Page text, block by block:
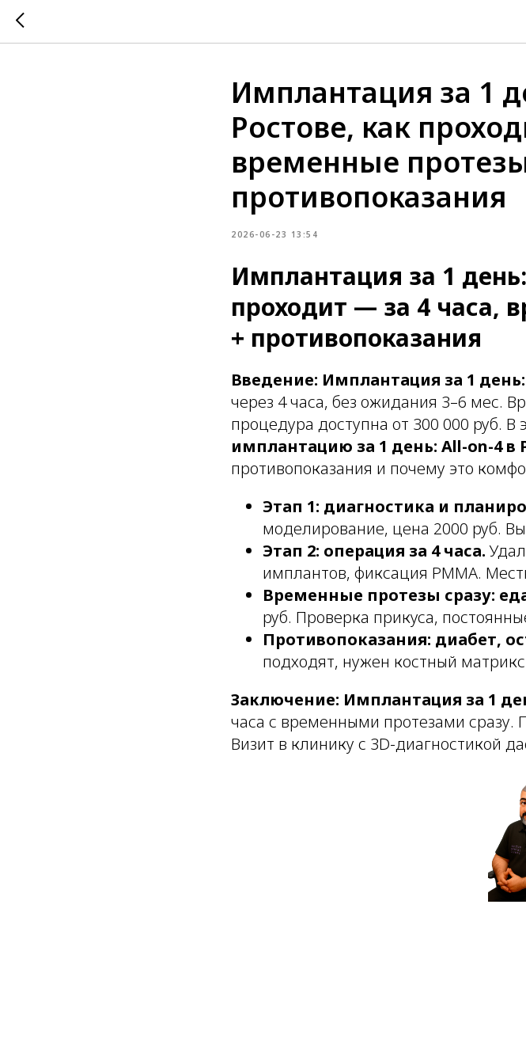
Имплантация за 1
Ростове, как
временные
противопоказания
2026-06-23 13:54
Имплантация за 1
проходит — за 4 часа,
+ противопоказания
Введение: Имплантация за 1
через 4 часа, без ожидания 3–6 мес.
процедура доступна от 300 000 руб. В
имплантацию за 1 день: All-on-4 в
противопоказания и почему это
Этап 1: диагностика и
моделирование, цена 2000 руб.
Этап 2: операция за 4 часа.
имплантов, фиксация PMMA.
Временные протезы сразу:
руб. Проверка прикуса,
Противопоказания: диабет,
подходят, нужен костный
Заключение: Имплантация за 1
часа с временными протезами сразу.
Визит в клинику с 3D-диагностикой